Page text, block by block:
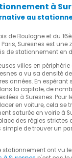
à
au
de Boulogne et du
Suresnes est une
de stationnement en
villes en
a vu sa densité
années. En espérant
la capitale, de
à Suresnes. Pour
en voiture, cela se
saturée en voirie à
des règles strictes
de trouver un
stationnement ont vu